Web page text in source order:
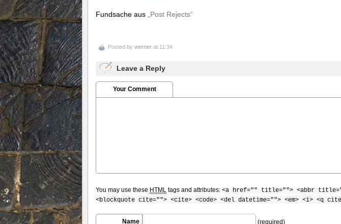
Fundsache aus „Post Rejects“
Posted by werner at 11:34
Leave a Reply
Your Comment
You may use these HTML tags and attributes: <a href="" title=""> <abbr
<blockquote cite=""> <cite> <code> <del datetime=""> <em> <i> <q
Name (required)